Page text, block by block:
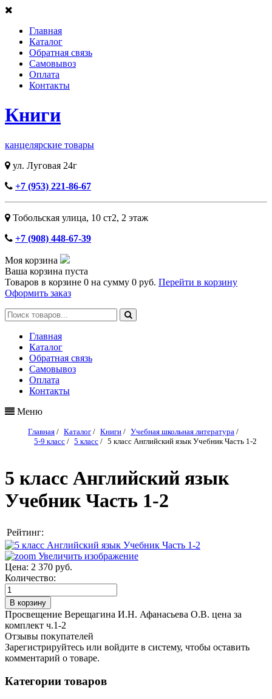
Главная
Каталог
Обратная связь
Самовывоз
Оплата
Контакты
Книги
канцелярские товары
ул. Луговая 24г
+7 (953) 221-86-67
Тобольская улица, 10 ст2, ​2 этаж
+7 (908) 448-67-39
Моя корзина
Ваша корзина пуста
Товаров в корзине 0 на сумму 0 руб. Перейти в корзину
Оформить заказ
Главная
Каталог
Обратная связь
Самовывоз
Оплата
Контакты
Меню
Главная / Каталог / Книги / Учебная школьная литература /
5-9 класс / 5 класс / 5 класс Английский язык Учебник Часть 1-2
5 класс Английский язык
Учебник Часть 1-2
Рейтинг:
Увеличить изображение
Цена: 2 370 руб.
Количество:
Просвещение Верещагина И.Н. Афанасьева О.В. цена за
комплект ч.1-2
Отзывы покупателей
Зарегистрируйтесь или войдите в систему, чтобы оставить
комментарий о товаре.
Категории товаров